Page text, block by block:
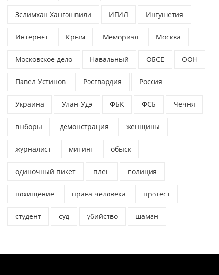
Зелимхан Хангошвили ИГИЛ Ингушетия
Интернет Крым Мемориал Москва
Московское дело Навальный ОБСЕ ООН
Павел Устинов Росгвардия Россия
Украина Улан-Удэ ФБК ФСБ Чечня
выборы демонстрация женщины
журналист митинг обыск
одиночный пикет плен полиция
похищение права человека протест
студент суд убийство шаман